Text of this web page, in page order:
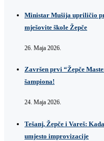
Ministar Mušija upriličio
mješovite škole Žepče
26. Maja 2026.
Završen prvi “Žepče
šampiona!
24. Maja 2026.
Tešanj, Žepče i Vareš:
umjesto improvizacije